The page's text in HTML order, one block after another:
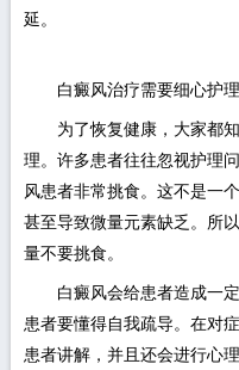
延。
白癜风治疗需要细心护理
为了恢复健康，大家都知
理。许多患者往往忽视护理
风患者非常挑食。这不是一
甚至导致微量元素缺乏。所
量不要挑食。
白癜风会给患者造成一定
患者要懂得自我疏导。在对
患者讲解，并且还会进行心